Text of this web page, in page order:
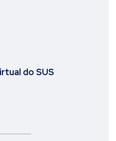
do SUS